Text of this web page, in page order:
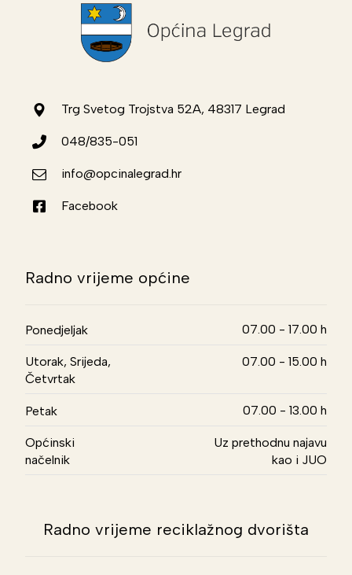
Trg Svetog Trojstva 52A, 48317 Legrad
048/835-051
info@opcinalegrad.hr
Facebook
Radno vrijeme općine
Ponedjeljak 07.00 - 17.00 h
Utorak, Srijeda,
Četvrtak
07.00 - 15.00 h
Petak 07.00 - 13.00 h
Općinski
načelnik
Uz prethodnu najavu
kao i JUO
Radno vrijeme reciklažnog dvorišta